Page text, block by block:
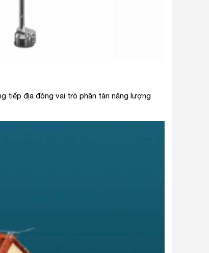
tiếp địa đóng vai trò phân tán năng lượng